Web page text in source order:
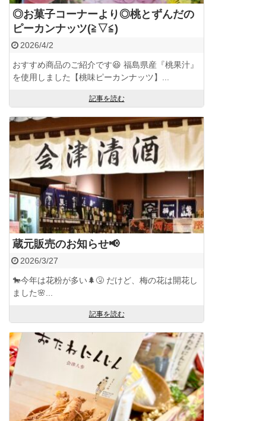
◎お菓子コーナーより◎桃とずんだの
ピーカンナッツ(≧▽≦)
2026/4/2
おすすめ商品のご紹介です😆 福島県産『桃果汁』
を使用しました【桃味ピーカンナッツ】...
記事を読む
蔵元販売のお知らせ📢
2026/3/27
🐎今年は花粉が多い🌲🤧 だけど、梅の花は開花し
ました🌸...
記事を読む